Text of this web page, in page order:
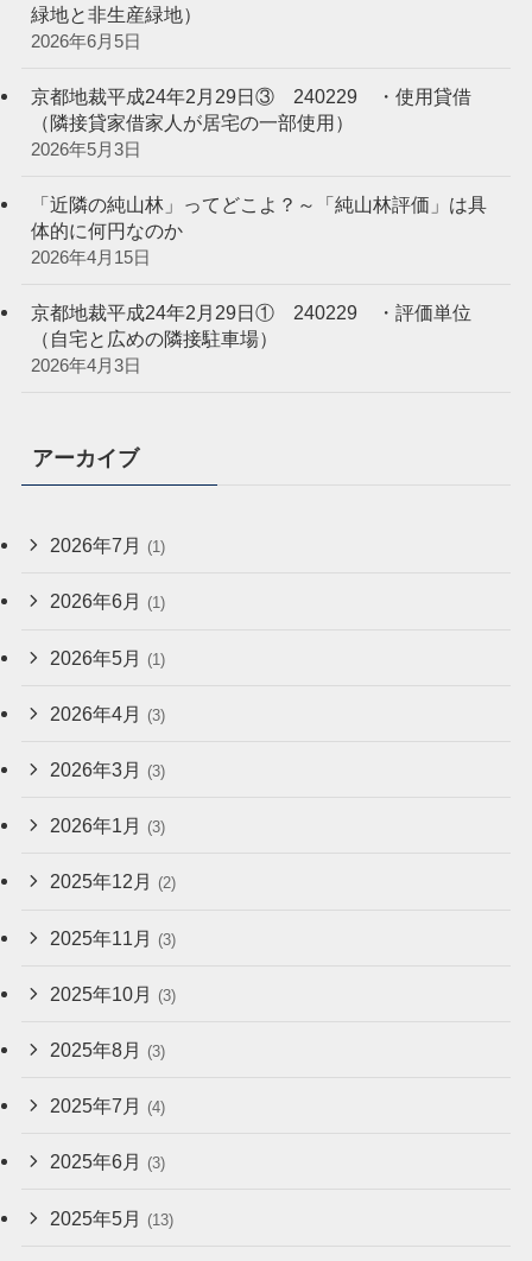
緑地と非生産緑地）
2026年6月5日
京都地裁平成24年2月29日③ 240229 ・使用貸借
（隣接貸家借家人が居宅の一部使用）
2026年5月3日
「近隣の純山林」ってどこよ？～「純山林評価」は具
体的に何円なのか
2026年4月15日
京都地裁平成24年2月29日① 240229 ・評価単位
（自宅と広めの隣接駐車場）
2026年4月3日
アーカイブ
2026年7月 (1)
2026年6月 (1)
2026年5月 (1)
2026年4月 (3)
2026年3月 (3)
2026年1月 (3)
2025年12月 (2)
2025年11月 (3)
2025年10月 (3)
2025年8月 (3)
2025年7月 (4)
2025年6月 (3)
2025年5月 (13)